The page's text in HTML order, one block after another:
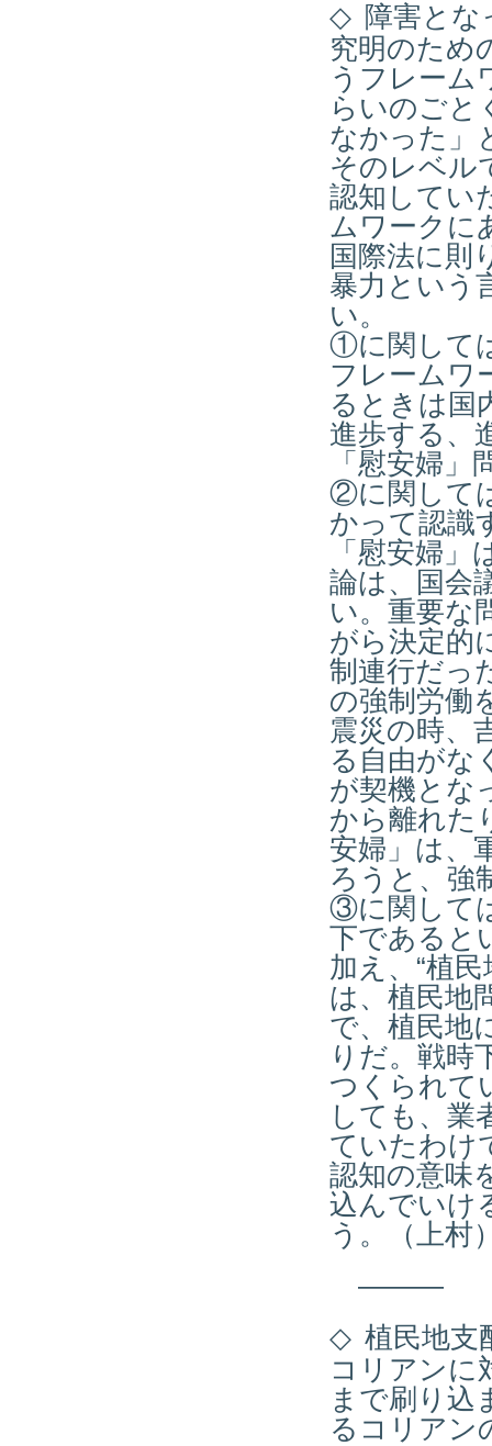
◇ 障害とな
究明のため
うフレーム
らいのごと
なかった」
そのレベル
認知してい
ムワークに
国際法に則
暴力という
い。
①に関して
フレームワ
るときは国
進歩する、
「慰安婦」
②に関して
かって認識
「慰安婦
論は、国会
い。重要な
がら決定的
制連行だっ
の強制労働
震災の時、
る自由がな
が契機とな
から離れた
安婦」は、
ろうと、強
③に関して
下であると
加え、“植
は、植民地
で、植民地
りだ。戦時
つくられて
しても、業
ていたわけ
認知の意味
込んでいけ
う。（上村
―――
◇ 植民地支
コリアンに
まで刷り込
るコリアン